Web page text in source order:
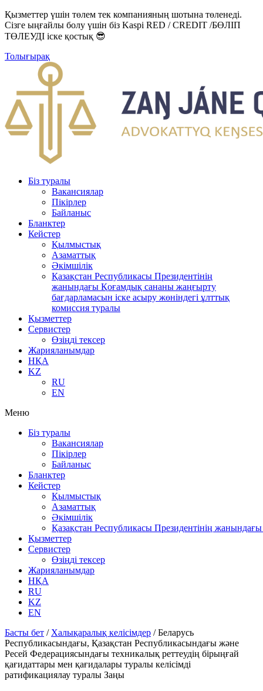
Қызметтер үшін төлем тек компанияның шотына төленеді.
Сізге ыңғайлы болу үшін біз Kaspi RED / CREDIT /БӨЛІП
ТӨЛЕУДІ іске қостық 😎
Толығырақ
Біз туралы
Вакансиялар
Пікірлер
Байланыс
Бланктер
Кейстер
Қылмыстық
Азаматтық
Әкімшілік
Қазақстан Республикасы Президентінің
жанындағы Қоғамдық сананы жаңғырту
бағдарламасын іске асыру жөніндегі ұлттық
комиссия туралы
Қызметтер
Сервистер
Өзіңді тексер
Жарияланымдар
НҚА
KZ
RU
EN
Меню
Біз туралы
Вакансиялар
Пікірлер
Байланыс
Бланктер
Кейстер
Қылмыстық
Азаматтық
Әкімшілік
Қазақстан Республикасы Президентінің
Қызметтер
Сервистер
Өзіңді тексер
Жарияланымдар
НҚА
RU
KZ
EN
Басты бет / Халықаралық келісімдер /Беларусь
Республикасындағы, Қазақстан Республикасындағы және
Ресей Федерациясындағы техникалық реттеудің бірыңғай
қағидаттары мен қағидалары туралы келісімді
ратификациялау туралы Заңы